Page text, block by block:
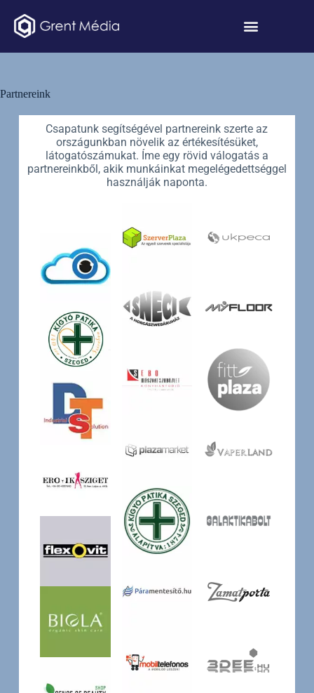
Partnereink
Csapatunk segítségével partnereink szerte az
országunkban növelik az értékesítésüket,
látogatószámukat. Íme egy rövid válogatás a
partnereinkből, akik munkáinkat megelégedettséggel
használják naponta.